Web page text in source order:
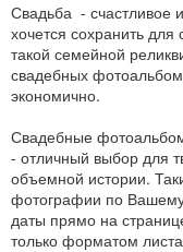
Свадьба - счастливое
хочется сохранить
такой семейной
свадебных
экономично.
Свадебные
- отличный выбор для
объемной истории.
фотографии по
даты прямо на
только форматом